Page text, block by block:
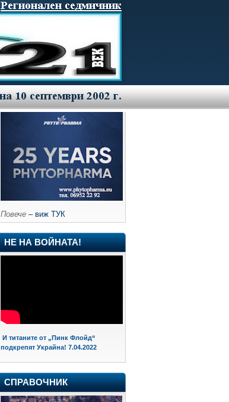
Повече – виж ТУК
НЕ НА ВОЙНАТА!
И титаните от „Пинк Флойд“
подкрепят Украйна! 7.04.2022
СПРАВОЧНИК